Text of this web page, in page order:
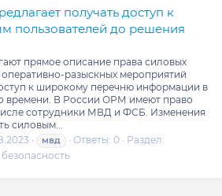
получать доступ к
пользователей до решения
прямое описание права силовых
оперативно-разыскных мероприятий
к широкому перечню информации в
времени. В России ОРМ имеют право
сотрудники МВД и ФСБ. Изменения
силовым...
мвд Ответы: 0
Раздел: